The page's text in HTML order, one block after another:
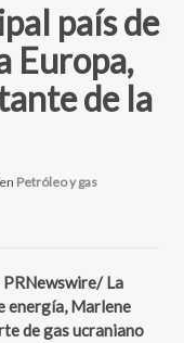
país de
Europa,
de la
en Petróleo y gas
La
energía, Marlene
de gas ucraniano